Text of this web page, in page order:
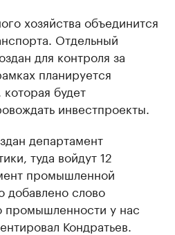
хозяйства объединится
Отдельный
для контроля за
планируется
которая будет
инвестпроекты.
департамент
туда войдут 12
промышленной
добавлено слово
промышленности у нас
Кондратьев.